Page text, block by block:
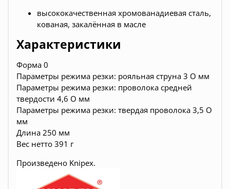
высококачественная хромованадиевая сталь,
кованая, закалённая в масле
Характеристики
Форма 0
Параметры режима резки: рояльная струна 3 O мм
Параметры режима резки: проволока средней
твердости 4,6 O мм
Параметры режима резки: твердая проволока 3,5 O
мм
Длина 250 мм
Вес нетто 391 г
Произведено Knipex.